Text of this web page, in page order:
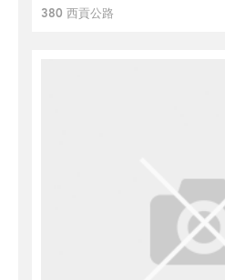
380 西貢公路